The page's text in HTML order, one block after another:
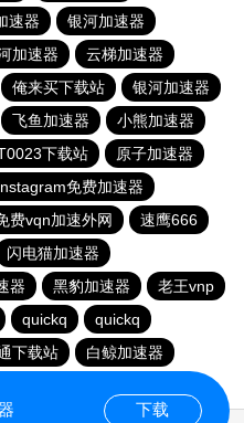
速器
银河加速器
加速器
云梯加速器
俺来买下载站
银河加速器
飞鱼加速器
小熊加速器
下载站
原子加速器
免费加速器
费vqn加速外网
速鹰666
闪电猫加速器
器 黑豹加速器
老王vnp
quickq
quickq
下载站
白鲸加速器
下载